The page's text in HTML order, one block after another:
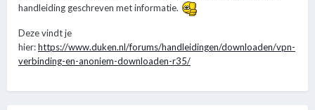
handleiding geschreven met informatie.
Deze vindt je
hier:https://www.duken.nl/forums/handleidingen/downloaden/vpn-
verbinding-en-anoniem-downloaden-r35/